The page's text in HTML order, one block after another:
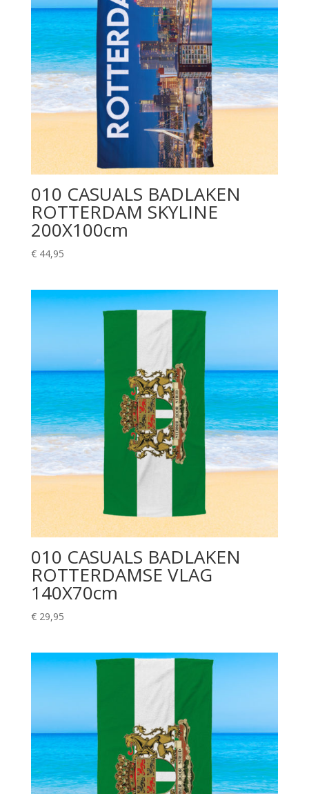
010 CASUALS BADLAKEN
ROTTERDAM SKYLINE
200X100cm
€44,95
010 CASUALS BADLAKEN
ROTTERDAMSE VLAG
140X70cm
€29,95